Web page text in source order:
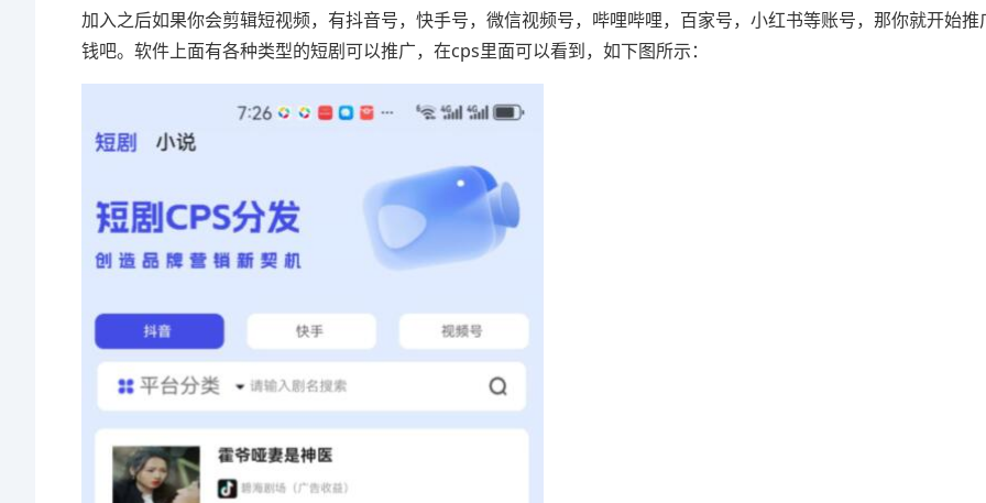
加入之后如果你会剪辑短视频，有抖音号，快手号，微信视频号，哔哩哔哩，百家号，小红书等账号，那你就开始推
钱吧。软件上面有各种类型的短剧可以推广，在cps里面可以看到，如下图所示：